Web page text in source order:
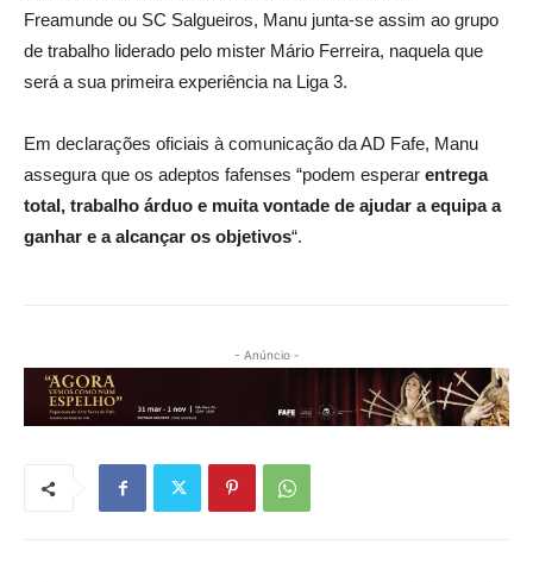
Freamunde ou SC Salgueiros, Manu junta-se assim ao grupo
de trabalho liderado pelo mister Mário Ferreira, naquela que
será a sua primeira experiência na Liga 3.
Em declarações oficiais à comunicação da AD Fafe, Manu
assegura que os adeptos fafenses “podem esperar entrega
total, trabalho árduo e muita vontade de ajudar a equipa a
ganhar e a alcançar os objetivos“.
- Anúncio -